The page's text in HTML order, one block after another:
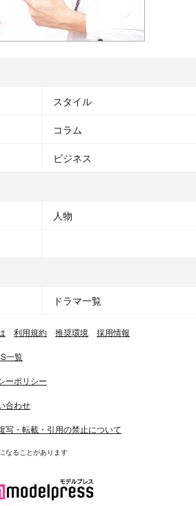
スタイル
コラム
ビジネス
人物
ドラマ一覧
利用規約 推奨環境 採用情報
一覧
ーポリシー
合わせ
写・転載・引用の禁止について
なることがあります